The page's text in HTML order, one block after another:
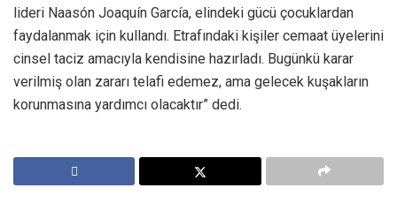
lideri Naasón Joaquín García, elindeki gücü çocuklardan
faydalanmak için kullandı. Etrafındaki kişiler cemaat üyelerini
cinsel taciz amacıyla kendisine hazırladı. Bugünkü karar
verilmiş olan zararı telafi edemez, ama gelecek kuşakların
korunmasına yardımcı olacaktır” dedi.